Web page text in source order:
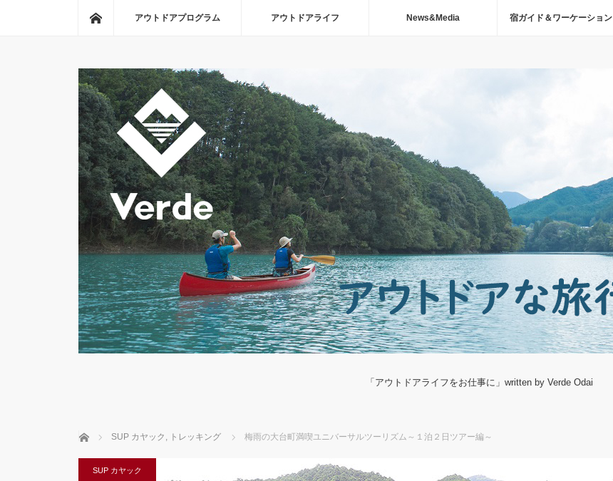
ホームアウトドアプログラム アウトドアライフ News&Media 宿ガイド＆ワーケーション
「アウトドアライフをお仕事に」written by Verde Odai
ホーム SUP カヤック , トレッキング 梅雨の大台町満喫ユニバーサルツーリズム～１泊２日ツアー編～
SUP カヤック